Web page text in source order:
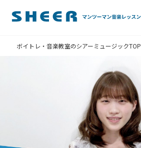
ボイトレ・音楽教室のシアーミュージックTOP